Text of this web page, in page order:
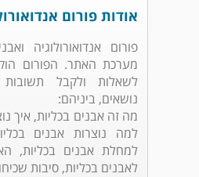
אודות פורום
פורום אנדואורולוגיה
מערכת האתר. הפורום
לשאלות ולקבל תשובות
נושאים, ביניהם:
מה זה אבנים בכליות, איך
למה נוצרות אבנים
למחלת אבנים בכליות,
לאבנים בכליות, סיבות